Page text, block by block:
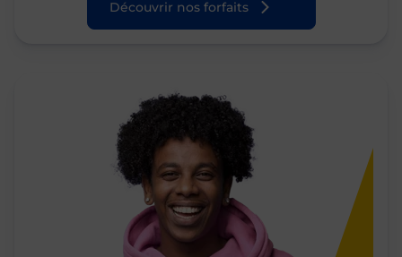
Découvrir nos forfaits